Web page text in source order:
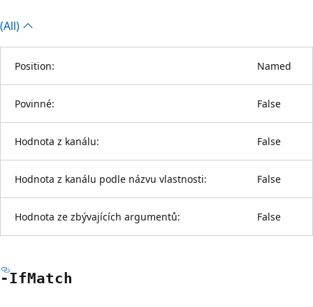
(All)
Position: Named
Povinné: False
Hodnota z kanálu: False
Hodnota z kanálu podle názvu vlastnosti: False
Hodnota ze zbývajících argumentů: False
-IfMatch